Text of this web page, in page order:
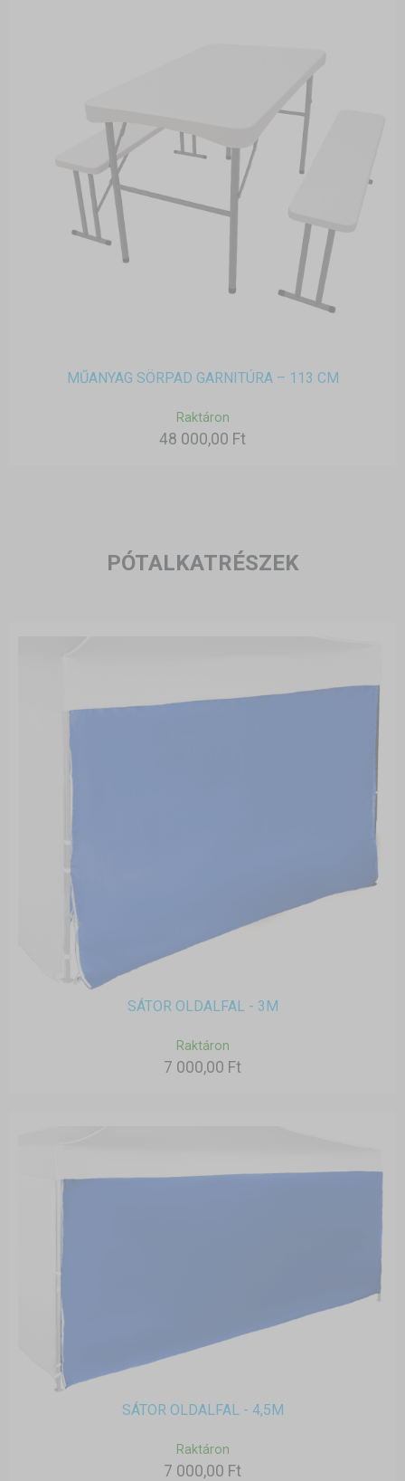
MŰANYAG SÖRPAD GARNITÚRA – 113 CM
Raktáron
48 000,00 Ft
PÓTALKATRÉSZEK
SÁTOR OLDALFAL - 3M
Raktáron
7 000,00 Ft
SÁTOR OLDALFAL - 4,5M
Raktáron
7 000,00 Ft